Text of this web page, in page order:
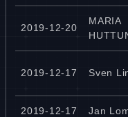
2019-12-20
MARIA
2019-12-17 Sven
2019-12-17 Jan